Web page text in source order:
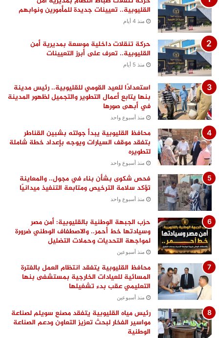
القليوبية.. تعيينات جديدة للمأمورين ونوابهم
منذ 4 أيام
حركة تنقلات داخلية موسعة بمديرية أمن
القليوبية.. تعرف على أبرز التعيينات
منذ 5 أيام
استعدادًا للعيد القومي للقليوبية.. رئيس مدينة
بنها يتابع أعمال التطوير والتجميل لظهور المدينة
في أبهى صورها
منذ أسبوع واحد
محافظ القليوبية يبدأ جولته بشبين القناطر
بتفقد موقف السيارات ويوجه بإعداد خطة شاملة
لتطويره
منذ أسبوع واحد
فحص شكوى بشأن بناء في مجول.. والمعاينة
تؤكد سلامة الترخيص ومتابعة التنفيذ ميدانيًا
منذ أسبوع واحد
حزب الجبهة الوطنية بالقليوبية: أمن مصر
وسيادتها خط أحمر.. والاصطفاف الوطني ضرورة
لمواجهة التحديات وحملات التضليل
منذ أسبوعين
محافظ القليوبية يتفقد انتظام العمل بالفترة
المسائية للعيادات الخارجية بمستشفى بنها
التعليمي عقب بدء تشغيلها
منذ أسبوعين
رئيس مياه القليوبية يتفقد مصنع سويلم لصناعة
مواسير الفخار لبحث تعزيز التعاون ودعم الصناعة
الوطنية